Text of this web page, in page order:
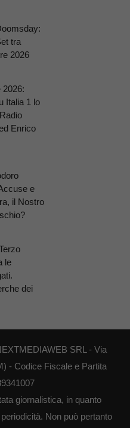
tra
2026
2026:
Italia 1 lo
Enrico
e
il Nostro
le
dei
SRL - Via
- Codice Fiscale e Partita
giornalistica, in quanto
Non può pertanto